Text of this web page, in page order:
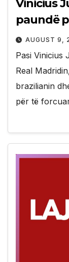
Vinicius
paundë
AUGUST 9,
Pasi Vinicius
Real
brazilianin
për të